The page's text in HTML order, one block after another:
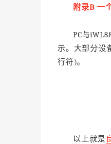
附录B 一
PC与
示。大部分设
行符)。
以上就是